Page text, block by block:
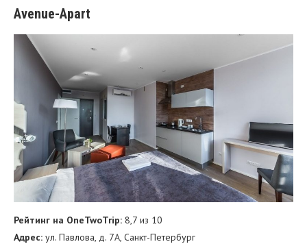
Avenue-Apart
Рейтинг на OneTwoTrip: 8,7 из 10
Адрес: ул. Павлова, д. 7А, Санкт-Петербург